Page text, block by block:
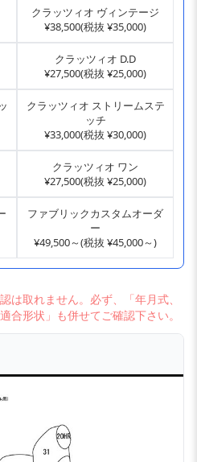
クラッツィオ ヴィンテージ
¥38,500(税抜 ¥35,000)
クラッツィオ D.D
¥27,500(税抜 ¥25,000)
クラッツィオ ストリームステ
ッチ
¥33,000(税抜 ¥30,000)
クラッツィオ ワン
¥27,500(税抜 ¥25,000)
ファブリックカスタムオーダ
ー
¥49,500～(税抜 ¥45,000～)
は取れません。必ず、「年月式、
合形状」も併せてご確認下さい。